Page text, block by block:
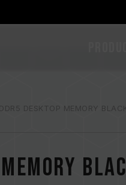
DDR5 DESKTOP MEMORY